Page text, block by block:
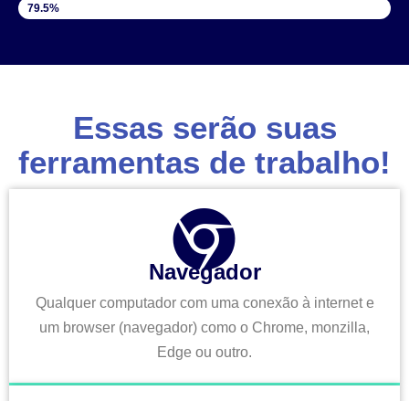
VAGAS DISPONÍVEIS
79.5%
Essas serão suas
ferramentas de trabalho!
Navegador
Qualquer computador com uma conexão à internet e
um browser (navegador) como o Chrome, monzilla,
Edge ou outro.